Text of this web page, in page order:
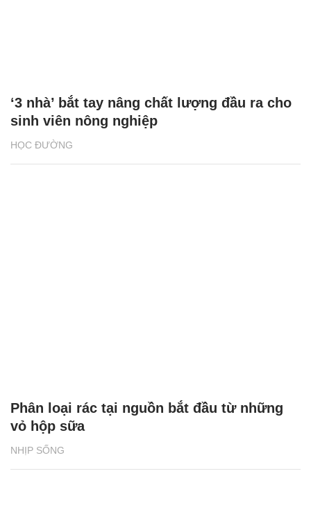
HỌC ĐƯỜNG
‘3 nhà’ bắt tay nâng chất lượng đầu ra cho
sinh viên nông nghiệp
NHỊP SỐNG
Phân loại rác tại nguồn bắt đầu từ những
vỏ hộp sữa